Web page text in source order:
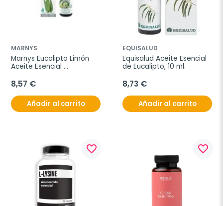
MARNYS
Marnys Eucalipto Limón
Aceite Esencial
8,57 €
Añadir al carrito
EQUISALUD
Equisalud Aceite Esencial
de Eucalipto, 10 ml.
8,73 €
Añadir al carrito
favorite_border favorite_border